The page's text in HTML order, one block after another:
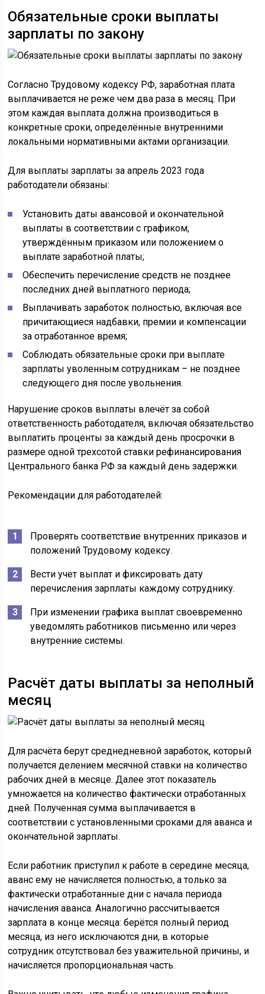
Обязательные сроки выплаты
зарплаты по закону
Согласно Трудовому кодексу РФ, заработная плата
выплачивается не реже чем два раза в месяц. При
этом каждая выплата должна производиться в
конкретные сроки, определённые внутренними
локальными нормативными актами организации.
Для выплаты зарплаты за апрель 2023 года
работодатели обязаны:
Установить даты авансовой и окончательной
выплаты в соответствии с графиком,
утверждённым приказом или положением о
выплате заработной платы;
Обеспечить перечисление средств не позднее
последних дней выплатного периода;
Выплачивать заработок полностью, включая все
причитающиеся надбавки, премии и компенсации
за отработанное время;
Соблюдать обязательные сроки при выплате
зарплаты уволенным сотрудникам – не позднее
следующего дня после увольнения.
Нарушение сроков выплаты влечёт за собой
ответственность работодателя, включая обязательство
выплатить проценты за каждый день просрочки в
размере одной трехсотой ставки рефинансирования
Центрального банка РФ за каждый день задержки.
Рекомендации для работодателей:
Проверять соответствие внутренних приказов и
положений Трудовому кодексу.
Вести учет выплат и фиксировать дату
перечисления зарплаты каждому сотруднику.
При изменении графика выплат своевременно
уведомлять работников письменно или через
внутренние системы.
Расчёт даты выплаты за неполный
месяц
Для расчёта берут среднедневной заработок, который
получается делением месячной ставки на количество
рабочих дней в месяце. Далее этот показатель
умножается на количество фактически отработанных
дней. Полученная сумма выплачивается в
соответствии с установленными сроками для аванса и
окончательной зарплаты.
Если работник приступил к работе в середине месяца,
аванс ему не начисляется полностью, а только за
фактически отработанные дни с начала периода
начисления аванса. Аналогично рассчитывается
зарплата в конце месяца: берётся полный период
месяца, из него исключаются дни, в которые
сотрудник отсутствовал без уважительной причины, и
начисляется пропорциональная часть.